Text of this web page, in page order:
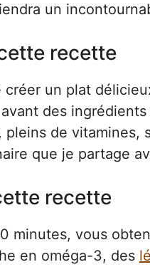
un
recette
un plat
des
de vitamines,
que je partage
recette
minutes, vous
en oméga-3, des